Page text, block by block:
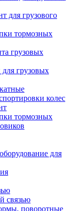
для грузового
тормозных
грузовых
грузовых
колес
тормозных
для
связью
поворотные